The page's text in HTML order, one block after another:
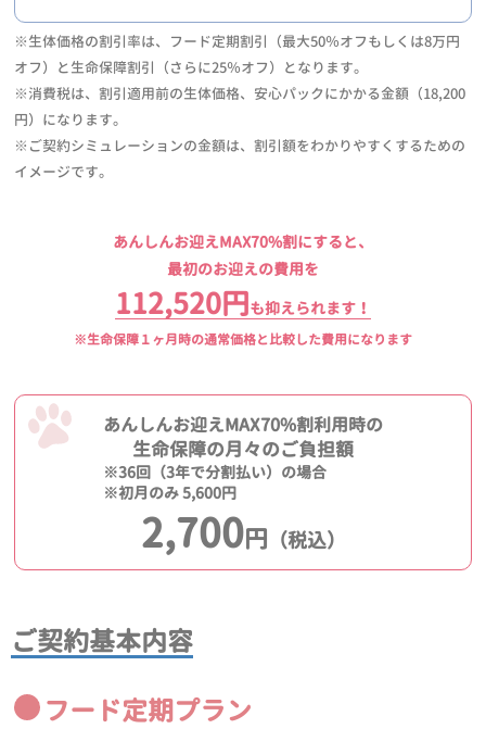
※生体価格の割引率は、フード定期割引（最大50％オフもしくは8万円
オフ）と生命保障割引（さらに25％オフ）となります。
※消費税は、割引適用前の生体価格、安心パックにかかる金額（18,200
円）になります。
※ご契約シミュレーションの金額は、割引額をわかりやすくするための
イメージです。
あんしんお迎えMAX70%割にすると、
最初のお迎えの費用を
112,520円も抑えられます！
※生命保障１ヶ月時の通常価格と比較した費用になります
あんしんお迎えMAX70%割利用時の
生命保障の月々のご負担額
※36回（3年で分割払い）の場合
※初月のみ 5,600円
2,700円 （税込）
ご契約基本内容
フード定期プラン